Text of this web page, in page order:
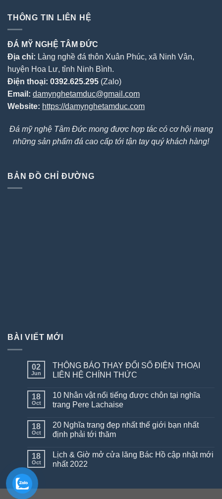
THÔNG TIN LIÊN HỆ
ĐÁ MỸ NGHỆ TÂM ĐỨC
Địa chỉ: Làng nghề đá thôn Xuân Phúc, xã Ninh Vân,
huyện Hoa Lư, tỉnh Ninh Bình.
Điện thoại: 0392.625.295 (Zalo)
Email: damynghetamduc@gmail.com
Website: https://damynghetamduc.com
Đá mỹ nghệ Tâm Đức mong được hợp tác có cơ hội mang
những sản phẩm đá cao cấp tới tận tay quý khách hàng!
BẢN ĐỒ CHỈ ĐƯỜNG
BÀI VIẾT MỚI
02
Jun
THÔNG BÁO THAY ĐỔI SỐ ĐIỆN THOẠI
LIÊN HỆ CHÍNH THỨC
18
Oct
10 Nhân vật nổi tiếng được chôn tại nghĩa
trang Pere Lachaise
18
Oct
20 Nghĩa trang đẹp nhất thế giới bạn nhất
định phải tới thăm
18
Oct
Lịch & Giờ mở cửa lăng Bác Hồ cập nhật mới
nhất 2022